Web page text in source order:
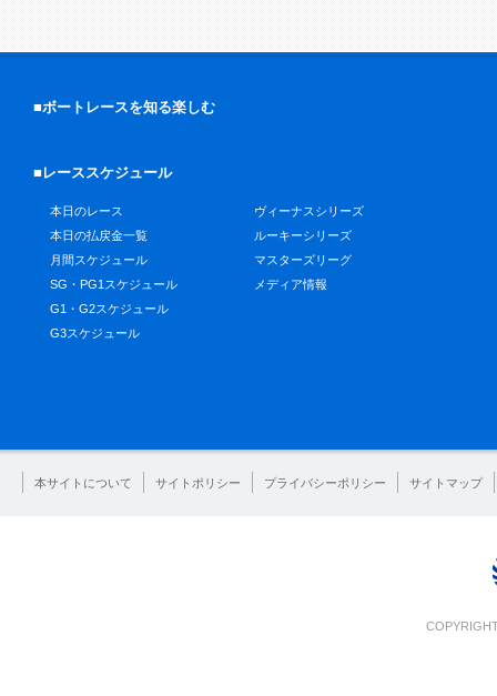
■ボートレースを知る楽しむ
■レーススケジュール
本日のレース
本日の払戻金一覧
月間スケジュール
SG・PG1スケジュール
G1・G2スケジュール
G3スケジュール
ヴィーナスシリーズ
ルーキーシリーズ
マスターズリーグ
メディア情報
本サイトについて サイトポリシー プライバシーポリシー サイトマップ